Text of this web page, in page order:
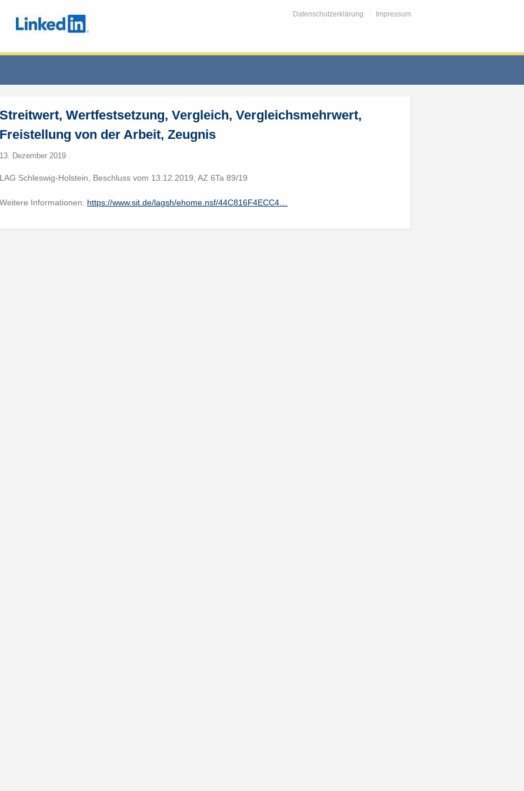
Datenschutzerklärung Impressum
Streitwert, Wertfestsetzung, Vergleich, Vergleichsmehrwert,
Freistellung von der Arbeit, Zeugnis
13. Dezember 2019
LAG Schleswig-Holstein, Beschluss vom 13.12.2019, AZ 6Ta 89/19
Weitere Informationen: https://www.sit.de/lagsh/ehome.nsf/44C816F4ECC4…